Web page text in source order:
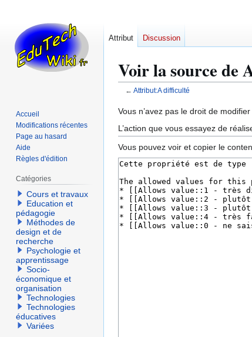
Voir la source
← Attribut:A difficulté
Aller
à
la
navigation
Aller
à
la
recherche
Vous n’avez pas le droit de
L’action que vous essayez de
Vous pouvez voir et copier le
Attribut Discussion
Accueil
Modifications récentes
Page au hasard
Aide
Règles d'édition
Catégories
Cours et travaux
Education et
pédagogie
Méthodes de
design et de
recherche
Psychologie et
apprentissage
Socio-
économique et
organisation
Technologies
Technologies
éducatives
Variées